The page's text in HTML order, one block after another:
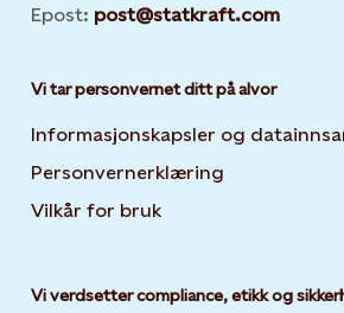
Epost: post@statkraft.com
Vi tar personvernet ditt på alvor
Informasjonskapsler og
Personvernerklæring
Vilkår for bruk
Vi verdsetter compliance, etikk og